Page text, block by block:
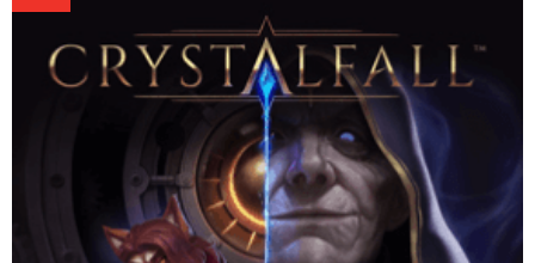
เริ่มต้นการผจญภัยของคุณในเกม Action RPG ออนไลน์แบบ Free-
to-Play ที่มาพร้อมดันเจี้ยนแบบสุ่ม สกิลที่สร้างแบบสุ่มตามระบบ
(procedural) และ end game ที่ไม่มีที่สิ้นสุดในโลก steampunk
Website
Download